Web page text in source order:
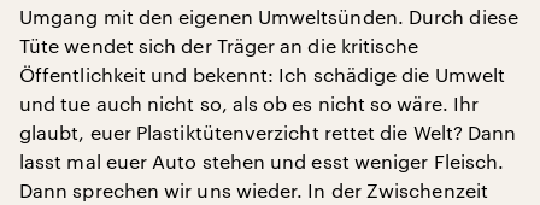
Umgang mit den eigenen Umweltsünden. Durch diese
Tüte wendet sich der Träger an die kritische
Öffentlichkeit und bekennt: Ich schädige die Umwelt
und tue auch nicht so, als ob es nicht so wäre. Ihr
glaubt, euer Plastiktütenverzicht rettet die Welt? Dann
lasst mal euer Auto stehen und esst weniger Fleisch.
Dann sprechen wir uns wieder. In der Zwischenzeit